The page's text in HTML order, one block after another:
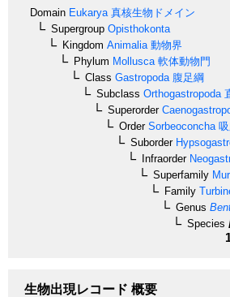
Domain Eukarya 真核生物ドメイン
Supergroup Opisthokonta
Kingdom Animalia 動物界
Phylum Mollusca 軟体動物門
Class Gastropoda 腹足綱
Subclass Orthogastropoda
Superorder
OrderSorbeoconcha
Suborder
Infraorder
Superfamily
Family
Genus
Species
生物出現レコード 概要